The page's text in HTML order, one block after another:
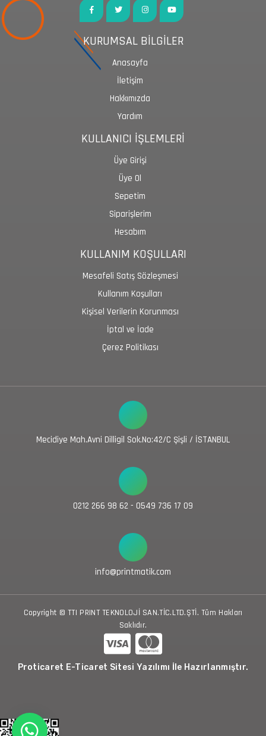
KURUMSAL BİLGİLER
Anasayfa
İletişim
Hakkımızda
Yardım
KULLANICI İŞLEMLERİ
Üye Girişi
Üye Ol
Sepetim
Siparişlerim
Hesabım
KULLANIM KOŞULLARI
Mesafeli Satış Sözleşmesi
Kullanım Koşulları
Kişisel Verilerin Korunması
İptal ve İade
Çerez Politikası
Mecidiye Mah.Avni Dilligil Sok.No:42/C Şişli / İSTANBUL
0212 266 98 62 - 0549 736 17 09
info@printmatik.com
Copyright © TTI PRINT TEKNOLOJİ SAN.TİC.LTD.ŞTİ. Tüm Hakları
Saklıdır.
Proticaret E-Ticaret Sitesi Yazılımı İle Hazırlanmıştır.